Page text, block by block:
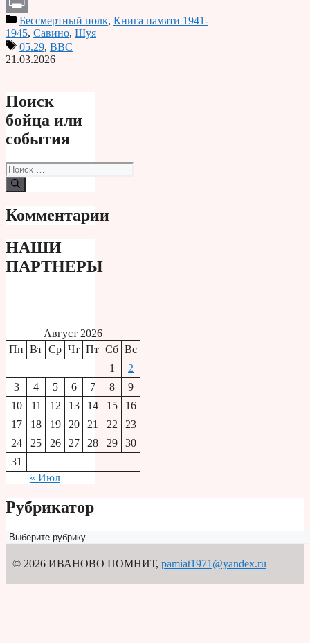
PrintБессмертный полк, Книга памяти 1941-
1945, Савино, Шуя
05.29, ВВС
21.03.2026
Поиск
бойца или
события
Поиск:
Комментарии
НАШИ
ПАРТНЕРЫ
Август 2026
Пн Вт Ср Чт Пт Сб Вс
1
2
3
4 5 6 7 8
9
10
11 12 13 14 15
16
17
18 19 20 21 22
23
24
25 26 27 28 29
30
31
« Июл
Рубрикатор
Рубрикатор
© 2026 ИВАНОВО ПОМНИТ, pamiat1971@yandex.ru